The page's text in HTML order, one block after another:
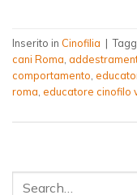
Inserito in Cinofilia |
cani Roma
comportamento
roma educatore cinofilo